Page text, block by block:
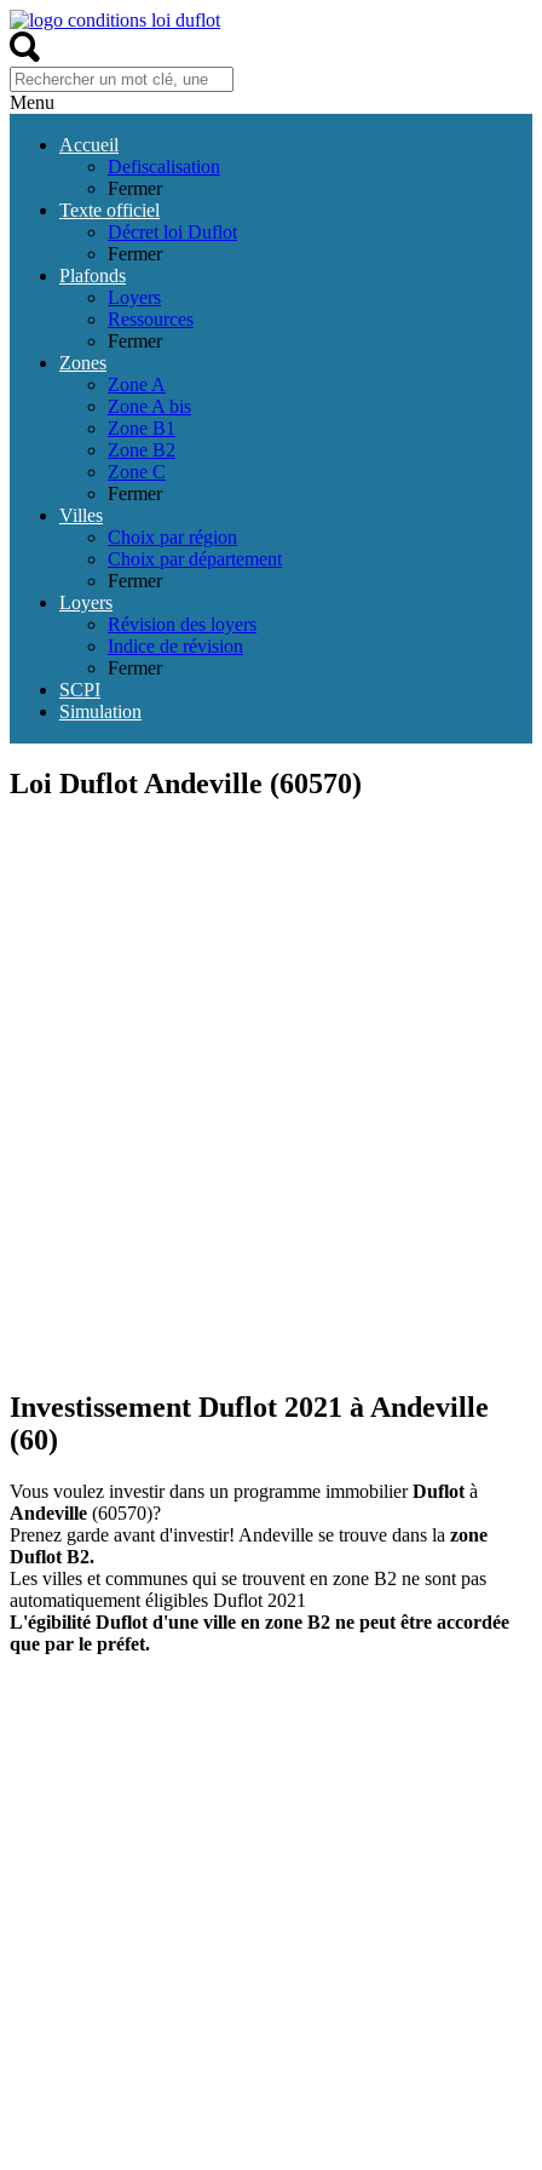
Menu
Accueil
Defiscalisation
Fermer
Texte officiel
Décret loi Duflot
Fermer
Plafonds
Loyers
Ressources
Fermer
Zones
Zone A
Zone A bis
Zone B1
Zone B2
Zone C
Fermer
Villes
Choix par région
Choix par département
Fermer
Loyers
Révision des loyers
Indice de révision
Fermer
SCPI
Simulation
Loi Duflot Andeville (60570)
Investissement Duflot 2021 à Andeville
(60)
Vous voulez investir dans un programme immobilierDuflot à
Andeville (60570)?
Prenez garde avant d'investir! Andeville se trouve dans la zone
Duflot B2.
Les villes et communes qui se trouvent en zone B2 ne sont pas
automatiquement éligibles Duflot 2021
L'égibilité Duflot d'une ville en zone B2 ne peut être accordée
que par le préfet.